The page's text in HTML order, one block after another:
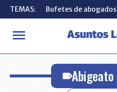
TEMAS: Bufetes de abogados
INICIO Abigeato
TEMAS: Bufetes de abogados
Abigeato